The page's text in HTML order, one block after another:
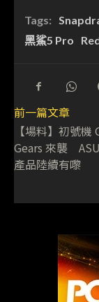
Tags:
黑鯊5 Pro
前一篇文章
【場料】初號機
Gears 來襲
產品陸續有嚟